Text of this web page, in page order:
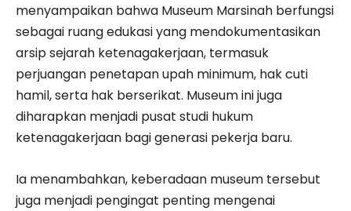
menyampaikan bahwa Museum Marsinah berfungsi
sebagai ruang edukasi yang mendokumentasikan
arsip sejarah ketenagakerjaan, termasuk
perjuangan penetapan upah minimum, hak cuti
hamil, serta hak berserikat. Museum ini juga
diharapkan menjadi pusat studi hukum
ketenagakerjaan bagi generasi pekerja baru.
Ia menambahkan, keberadaan museum tersebut
juga menjadi pengingat penting mengenai